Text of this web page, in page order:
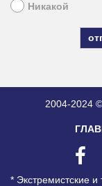
Никакой
2004-2024
* Экстремистские и